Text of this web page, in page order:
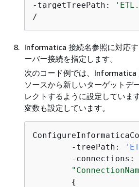
-targetTreePath:
/
Informatica 接続名参照に対応
ーバー接続を指定します。
次のコード例では、Informatica
ソースから新しいターゲットデ
レクトするように設定していま
変数も設定しています。
	-treePath:
-connections:
{